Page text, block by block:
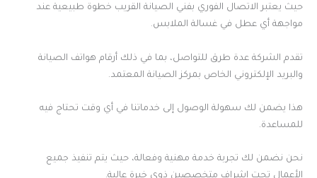
حيث يعتبر الاتصال الفوري بفني الصيانة القريب خطوة طبيعية عند
مواجهة أي عطل في غسالة الملابس.
تقدم الشركة عدة طرق للتواصل، بما في ذلك أرقام هواتف الصيانة
والبريد الإلكتروني الخاص بمركز الصيانة المعتمد.
هذا يضمن لك سهولة الوصول إلى خدماتنا في أي وقت تحتاج فيه
للمساعدة.
نحن نضمن لك تجربة خدمة مهنية وفعالة، حيث يتم تنفيذ جميع
الأعمال تحت إشراف متخصصين ذوي خبرة عالية.